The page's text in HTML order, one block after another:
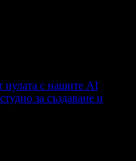
нулата с нашите AI
за създаване и